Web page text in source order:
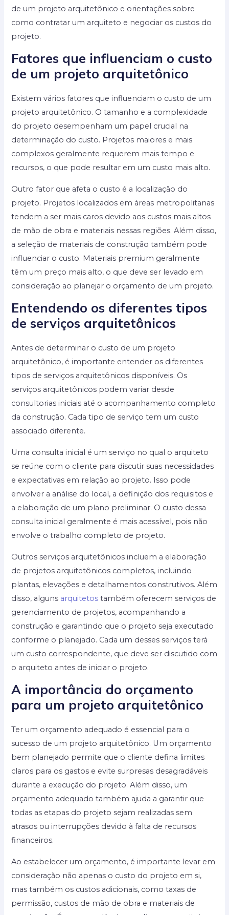
de um projeto arquitetônico e orientações sobre
como contratar um arquiteto e negociar os custos do
projeto.
Fatores que influenciam o custo
de um projeto arquitetônico
Existem vários fatores que influenciam o custo de um
projeto arquitetônico. O tamanho e a complexidade
do projeto desempenham um papel crucial na
determinação do custo. Projetos maiores e mais
complexos geralmente requerem mais tempo e
recursos, o que pode resultar em um custo mais alto.
Outro fator que afeta o custo é a localização do
projeto. Projetos localizados em áreas metropolitanas
tendem a ser mais caros devido aos custos mais altos
de mão de obra e materiais nessas regiões. Além disso,
a seleção de materiais de construção também pode
influenciar o custo. Materiais premium geralmente
têm um preço mais alto, o que deve ser levado em
consideração ao planejar o orçamento de um projeto.
Entendendo os diferentes tipos
de serviços arquitetônicos
Antes de determinar o custo de um projeto
arquitetônico, é importante entender os diferentes
tipos de serviços arquitetônicos disponíveis. Os
serviços arquitetônicos podem variar desde
consultorias iniciais até o acompanhamento completo
da construção. Cada tipo de serviço tem um custo
associado diferente.
Uma consulta inicial é um serviço no qual o arquiteto
se reúne com o cliente para discutir suas necessidades
e expectativas em relação ao projeto. Isso pode
envolver a análise do local, a definição dos requisitos e
a elaboração de um plano preliminar. O custo dessa
consulta inicial geralmente é mais acessível, pois não
envolve o trabalho completo de projeto.
Outros serviços arquitetônicos incluem a elaboração
de projetos arquitetônicos completos, incluindo
plantas, elevações e detalhamentos construtivos. Além
disso, alguns arquitetos também oferecem serviços de
gerenciamento de projetos, acompanhando a
construção e garantindo que o projeto seja executado
conforme o planejado. Cada um desses serviços terá
um custo correspondente, que deve ser discutido com
o arquiteto antes de iniciar o projeto.
A importância do orçamento
para um projeto arquitetônico
Ter um orçamento adequado é essencial para o
sucesso de um projeto arquitetônico. Um orçamento
bem planejado permite que o cliente defina limites
claros para os gastos e evite surpresas desagradáveis
durante a execução do projeto. Além disso, um
orçamento adequado também ajuda a garantir que
todas as etapas do projeto sejam realizadas sem
atrasos ou interrupções devido à falta de recursos
financeiros.
Ao estabelecer um orçamento, é importante levar em
consideração não apenas o custo do projeto em si,
mas também os custos adicionais, como taxas de
permissão, custos de mão de obra e materiais de